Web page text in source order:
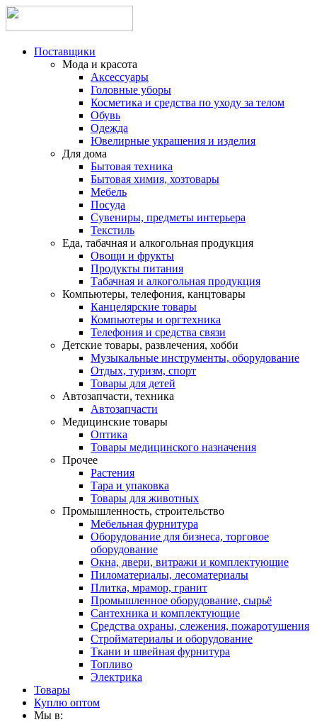
Поставщики
Мода и красота
Аксессуары
Головные уборы
Косметика и средства по уходу за телом
Обувь
Одежда
Ювелирные украшения и изделия
Для дома
Бытовая техника
Бытовая химия, хозтовары
Мебель
Посуда
Сувениры, предметы интерьера
Текстиль
Еда, табачная и алкогольная продукция
Овощи и фрукты
Продукты питания
Табачная и алкогольная продукция
Компьютеры, телефония, канцтовары
Канцелярские товары
Компьютеры и оргтехника
Телефония и средства связи
Детские товары, развлечения, хобби
Музыкальные инструменты, оборудование
Отдых, туризм, спорт
Товары для детей
Автозапчасти, техника
Автозапчасти
Медицинские товары
Оптика
Товары медицинского назначения
Прочее
Растения
Тара и упаковка
Товары для животных
Промышленность, строительство
Мебельная фурнитура
Оборудование для бизнеса, торговое
оборудование
Окна, двери, витражи и комплектующие
Пиломатериалы, лесоматериалы
Плитка, мрамор, гранит
Промышленное оборудование, сырьё
Сантехника и комплектующие
Средства охраны, слежения, пожаротушения
Стройматериалы и оборудование
Ткани и швейная фурнитура
Топливо
Электрика
Товары
Куплю оптом
Мы в: